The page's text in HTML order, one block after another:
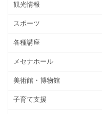
観光情報
スポーツ
各種講座
メセナホール
美術館・博物館
子育て支援